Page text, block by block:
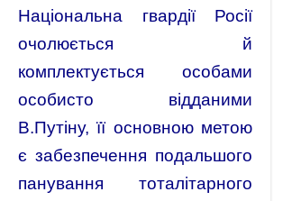
Національна гвардії Росії
очолюється й
комплектується особами
особисто відданими
В.Путіну, її основною метою
є забезпечення подальшого
панування тоталітарного